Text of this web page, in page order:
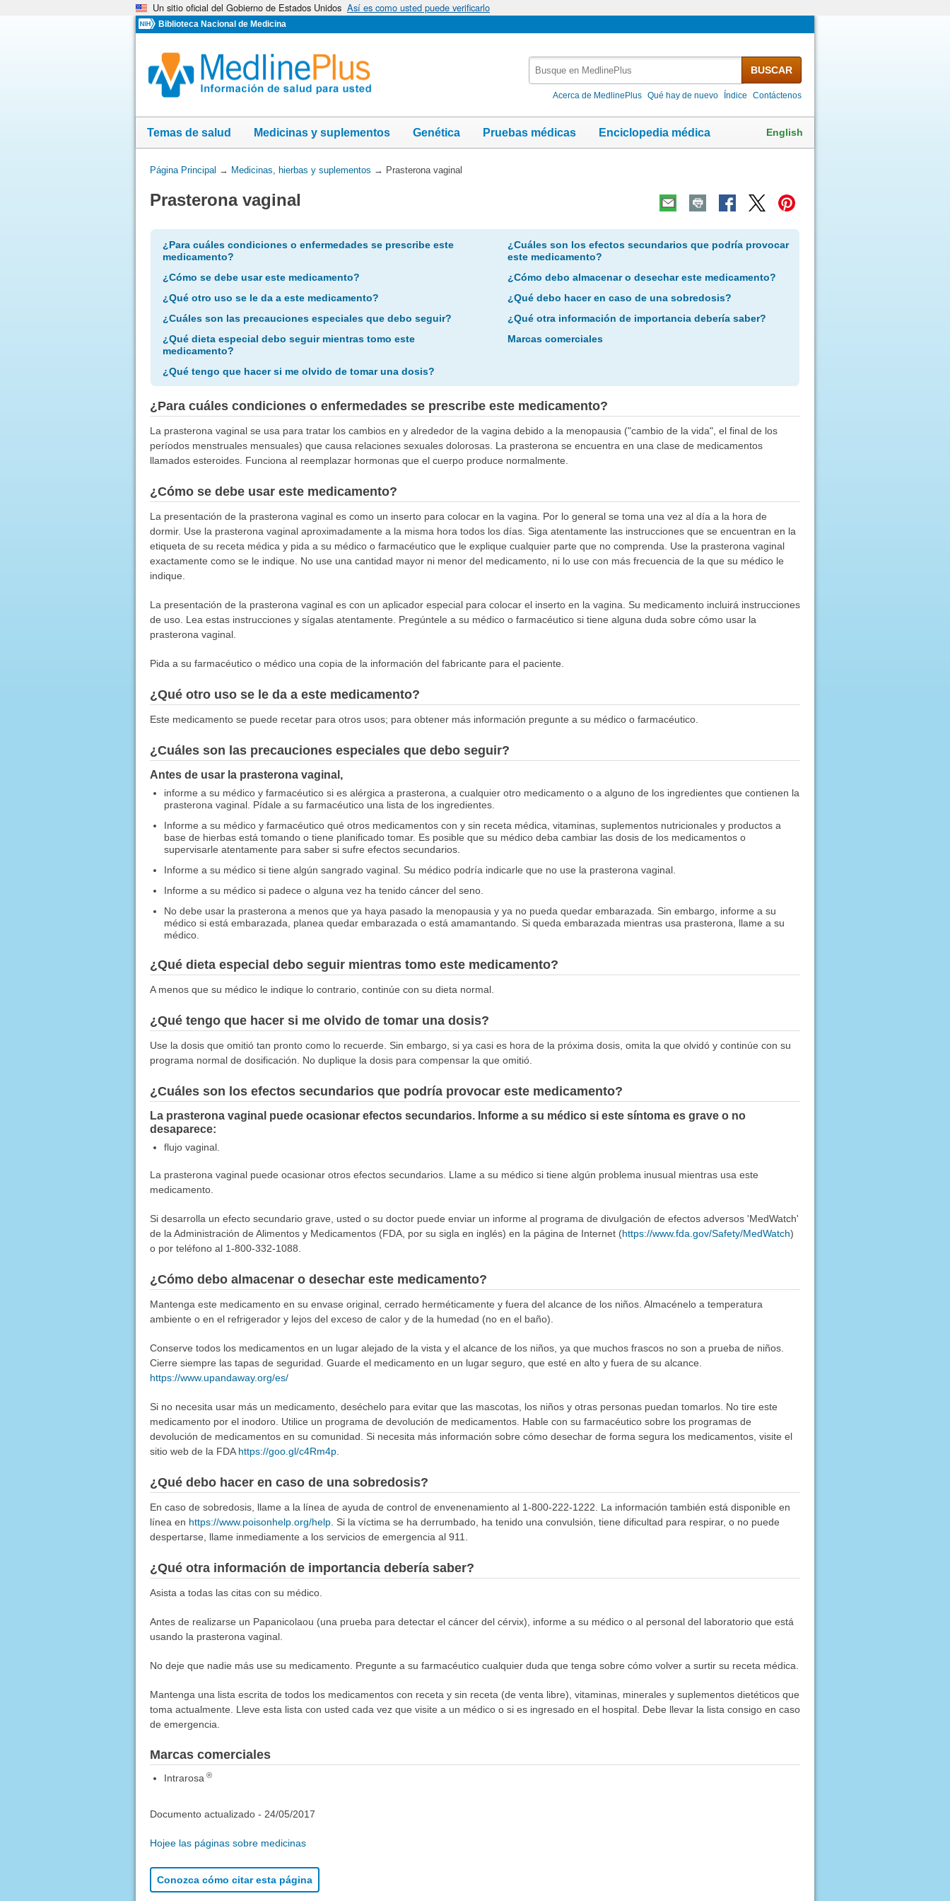
Un sitio oficial del Gobierno de Estados Unidos Así es como usted puede verificarlo
Biblioteca Nacional de Medicina
MedlinePlus
BUSCAR
Acerca de MedlinePlus Qué hay de nuevo Índice Contáctenos
Temas de salud Medicinas y suplementos Genética Pruebas médicas Enciclopedia médica English
Usted
aquí:
Página Principal → Medicinas, hierbas y suplementos → Prasterona vaginal
Prasterona vaginal
¿Para cuáles condiciones o enfermedades se prescribe este
medicamento?
¿Cómo se debe usar este medicamento?
¿Qué otro uso se le da a este medicamento?
¿Cuáles son las precauciones especiales que debo seguir?
¿Qué dieta especial debo seguir mientras tomo este
medicamento?
¿Qué tengo que hacer si me olvido de tomar una dosis?
¿Cuáles son los efectos secundarios que podría provocar
este medicamento?
¿Cómo debo almacenar o desechar este medicamento?
¿Qué debo hacer en caso de una sobredosis?
¿Qué otra información de importancia debería saber?
Marcas comerciales
¿Para cuáles condiciones o enfermedades se prescribe este medicamento?
La prasterona vaginal se usa para tratar los cambios en y alrededor de la vagina debido a la menopausia ("cambio de la vida", el final de los
períodos menstruales mensuales) que causa relaciones sexuales dolorosas. La prasterona se encuentra en una clase de medicamentos
llamados esteroides. Funciona al reemplazar hormonas que el cuerpo produce normalmente.
¿Cómo se debe usar este medicamento?
La presentación de la prasterona vaginal es como un inserto para colocar en la vagina. Por lo general se toma una vez al día a la hora de
dormir. Use la prasterona vaginal aproximadamente a la misma hora todos los días. Siga atentamente las instrucciones que se encuentran en la
etiqueta de su receta médica y pida a su médico o farmacéutico que le explique cualquier parte que no comprenda. Use la prasterona vaginal
exactamente como se le indique. No use una cantidad mayor ni menor del medicamento, ni lo use con más frecuencia de la que su médico le
indique.
La presentación de la prasterona vaginal es con un aplicador especial para colocar el inserto en la vagina. Su medicamento incluirá instrucciones
de uso. Lea estas instrucciones y sígalas atentamente. Pregúntele a su médico o farmacéutico si tiene alguna duda sobre cómo usar la
prasterona vaginal.
Pida a su farmacéutico o médico una copia de la información del fabricante para el paciente.
¿Qué otro uso se le da a este medicamento?
Este medicamento se puede recetar para otros usos; para obtener más información pregunte a su médico o farmacéutico.
¿Cuáles son las precauciones especiales que debo seguir?
Antes de usar la prasterona vaginal,
informe a su médico y farmacéutico si es alérgica a prasterona, a cualquier otro medicamento o a alguno de los ingredientes que contienen la
prasterona vaginal. Pídale a su farmacéutico una lista de los ingredientes.
Informe a su médico y farmacéutico qué otros medicamentos con y sin receta médica, vitaminas, suplementos nutricionales y productos a
base de hierbas está tomando o tiene planificado tomar. Es posible que su médico deba cambiar las dosis de los medicamentos o
supervisarle atentamente para saber si sufre efectos secundarios.
Informe a su médico si tiene algún sangrado vaginal. Su médico podría indicarle que no use la prasterona vaginal.
Informe a su médico si padece o alguna vez ha tenido cáncer del seno.
No debe usar la prasterona a menos que ya haya pasado la menopausia y ya no pueda quedar embarazada. Sin embargo, informe a su
médico si está embarazada, planea quedar embarazada o está amamantando. Si queda embarazada mientras usa prasterona, llame a su
médico.
¿Qué dieta especial debo seguir mientras tomo este medicamento?
A menos que su médico le indique lo contrario, continúe con su dieta normal.
¿Qué tengo que hacer si me olvido de tomar una dosis?
Use la dosis que omitió tan pronto como lo recuerde. Sin embargo, si ya casi es hora de la próxima dosis, omita la que olvidó y continúe con su
programa normal de dosificación. No duplique la dosis para compensar la que omitió.
¿Cuáles son los efectos secundarios que podría provocar este medicamento?
La prasterona vaginal puede ocasionar efectos secundarios. Informe a su médico si este síntoma es grave o no
desaparece:
flujo vaginal.
La prasterona vaginal puede ocasionar otros efectos secundarios. Llame a su médico si tiene algún problema inusual mientras usa este
medicamento.
Si desarrolla un efecto secundario grave, usted o su doctor puede enviar un informe al programa de divulgación de efectos adversos 'MedWatch'
de la Administración de Alimentos y Medicamentos (FDA, por su sigla en inglés) en la página de Internet (https://www.fda.gov/Safety/MedWatch)
o por teléfono al 1-800-332-1088.
¿Cómo debo almacenar o desechar este medicamento?
Mantenga este medicamento en su envase original, cerrado herméticamente y fuera del alcance de los niños. Almacénelo a temperatura
ambiente o en el refrigerador y lejos del exceso de calor y de la humedad (no en el baño).
Conserve todos los medicamentos en un lugar alejado de la vista y el alcance de los niños, ya que muchos frascos no son a prueba de niños.
Cierre siempre las tapas de seguridad. Guarde el medicamento en un lugar seguro, que esté en alto y fuera de su alcance.
https://www.upandaway.org/es/
Si no necesita usar más un medicamento, deséchelo para evitar que las mascotas, los niños y otras personas puedan tomarlos. No tire este
medicamento por el inodoro. Utilice un programa de devolución de medicamentos. Hable con su farmacéutico sobre los programas de
devolución de medicamentos en su comunidad. Si necesita más información sobre cómo desechar de forma segura los medicamentos, visite el
sitio web de la FDA https://goo.gl/c4Rm4p.
¿Qué debo hacer en caso de una sobredosis?
En caso de sobredosis, llame a la línea de ayuda de control de envenenamiento al 1-800-222-1222. La información también está disponible en
línea en https://www.poisonhelp.org/help. Si la víctima se ha derrumbado, ha tenido una convulsión, tiene dificultad para respirar, o no puede
despertarse, llame inmediamente a los servicios de emergencia al 911.
¿Qué otra información de importancia debería saber?
Asista a todas las citas con su médico.
Antes de realizarse un Papanicolaou (una prueba para detectar el cáncer del cérvix), informe a su médico o al personal del laboratorio que está
usando la prasterona vaginal.
No deje que nadie más use su medicamento. Pregunte a su farmacéutico cualquier duda que tenga sobre cómo volver a surtir su receta médica.
Mantenga una lista escrita de todos los medicamentos con receta y sin receta (de venta libre), vitaminas, minerales y suplementos dietéticos que
toma actualmente. Lleve esta lista con usted cada vez que visite a un médico o si es ingresado en el hospital. Debe llevar la lista consigo en caso
de emergencia.
Marcas comerciales
Intrarosa ®
Documento actualizado - 24/05/2017
Hojee las páginas sobre medicinas
Conozca cómo citar esta página